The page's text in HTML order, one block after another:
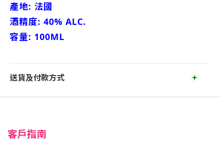
產地: 法國
酒精度: 40% ALC.
容量: 100ML
送貨及付款方式
客戶指南